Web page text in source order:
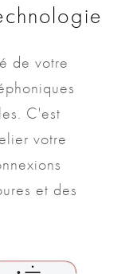
de votre
C'est
votre
et des